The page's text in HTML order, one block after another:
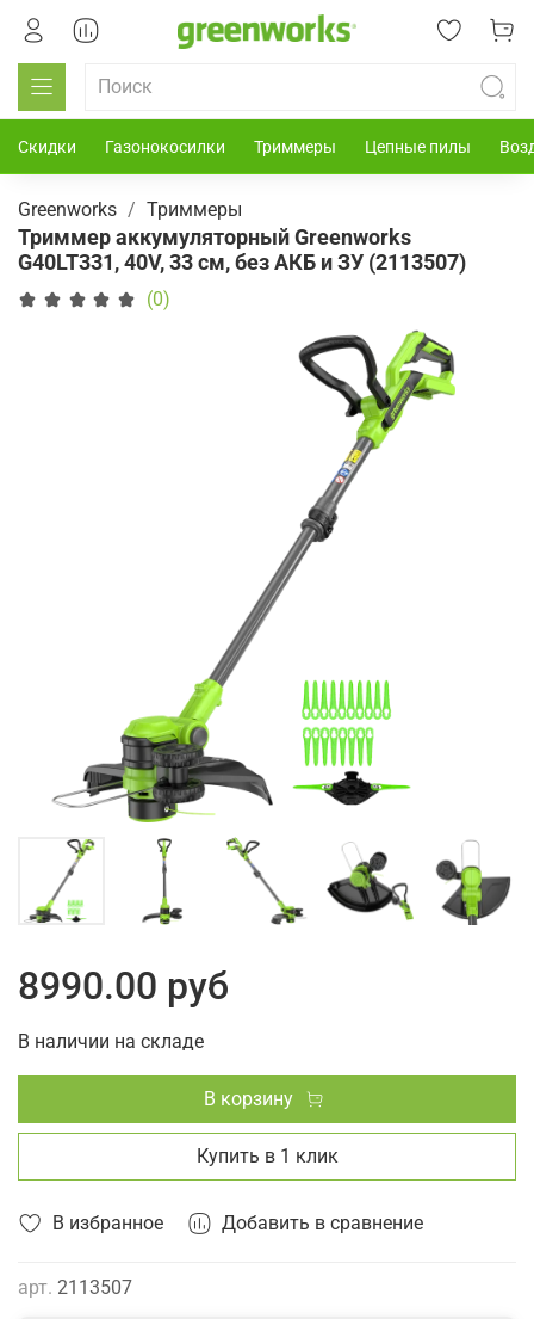
Скидки Газонокосилки Триммеры Цепные пилы
Greenworks Триммеры
Триммер аккумуляторный Greenworks
G40LT331, 40V, 33 см, без АКБ и ЗУ (2113507)
(0)
В избранное Добавить в сравнение
арт. 2113507
8990.00 руб
В наличии на складе
В корзину
Купить в 1 клик